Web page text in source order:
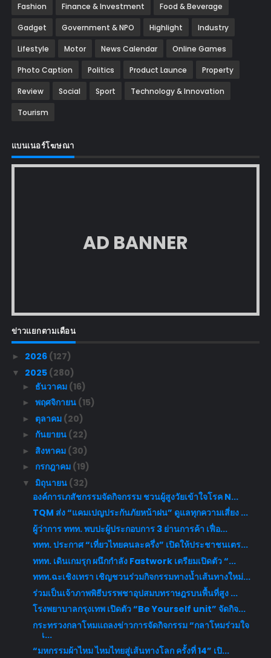
Fashion Finance & Investment Food & Beverage
Gadget Government & NPO Highlight Industry
Lifestyle Motor News Calendar Online Games
Photo Caption Politics Product Launce Property
Review Social Sport Technology & Innovation
Tourism
แบนเนอร์โฆษณา
AD BANNER
ข่าวแยกตามเดือน
► 2026 (127)
▼ 2025 (280)
► ธันวาคม (16)
► พฤศจิกายน (15)
► ตุลาคม (20)
► กันยายน (22)
► สิงหาคม (30)
► กรกฎาคม (19)
▼ มิถุนายน (32)
องค์การเภสัชกรรมจัดกิจกรรม ชวนผู้สูงวัยเข้าใจโรค N...
TQM ส่ง “แคมเปญประกันภัยหน้าฝน” ดูแลทุกความเสี่ยง ...
ผู้ว่าการ ททท. พบปะผู้ประกอบการ 3 ย่านการค้า เฟื่อ...
ททท. ประกาศ “เที่ยวไทยคนละครึ่ง” เปิดให้ประชาชนเตร...
ททท. เดินเกมรุก ผนึกกำลัง Fastwork เตรียมเปิดตัว “...
ททท.ฉะเชิงเทรา เชิญชวนร่วมกิจกรรมทางน้ำเส้นทางใหม่...
ร่วมเป็นเจ้าภาพพิธีบรรพชาอุปสมบทราษฎรบนพื้นที่สูง ...
โรงพยาบาลกรุงเทพ เปิดตัว “Be Yourself unit” จัดกิจ...
กระทรวงกลาโหมแถลงข่าวการจัดกิจกรรม “กลาโหมร่วมใจ
เ...
“มหกรรมผ้าไหม ไหมไทยสู่เส้นทางโลก ครั้งที่ 14” เปิ...